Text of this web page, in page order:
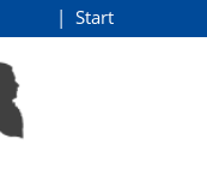
Start